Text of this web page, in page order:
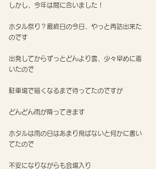
しかし、今年は間に合いました！
ホタル祭り？最終日の今日、やっと再訪出来た
のです
出発してからずっとどんより雲、少々早めに着
いたので
駐車場で暗くなるまで待ってたのですが
どんどん雨が降ってきます
ホタルは雨の日はあまり飛ばないと何かに書い
てたので
不安になりながらも会場入り